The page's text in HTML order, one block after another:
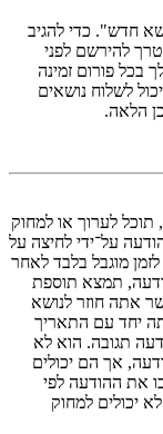
חדש". כדי להגיב
להירשם לפני
פורום זמינה
לשלוח נושאים
הלאה.
לערוך או למחוק
על־ידי לחיצה על
מוגבל בלבד לאחר
תמצא תוספת
אתה חוזר לנושא
יחד עם התאריך
תגובה. הוא לא
אך הם יכולים
את ההודעה לפי
יכולים למחוק